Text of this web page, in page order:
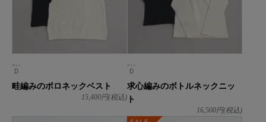
D
ディー
畦編みのポロネックベスト
15,400円(税込)
D
ディー
求心編みのボトルネックニッ
ト
16,500円(税込)